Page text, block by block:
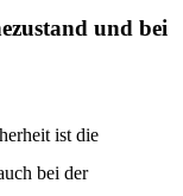
und bei
ist die
bei der